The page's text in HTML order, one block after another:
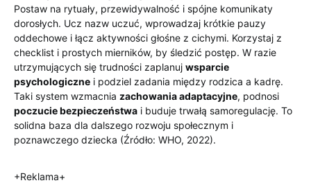
Postaw na rytuały, przewidywalność i spójne komunikaty
dorosłych. Ucz nazw uczuć, wprowadzaj krótkie pauzy
oddechowe i łącz aktywności głośne z cichymi. Korzystaj z
checklist i prostych mierników, by śledzić postęp. W razie
utrzymujących się trudności zaplanuj wsparcie
psychologiczne i podziel zadania między rodzica a kadrę.
Taki system wzmacnia zachowania adaptacyjne, podnosi
poczucie bezpieczeństwa i buduje trwałą samoregulację. To
solidna baza dla dalszego rozwoju społecznym i
poznawczego dziecka (Źródło: WHO, 2022).
+Reklama+